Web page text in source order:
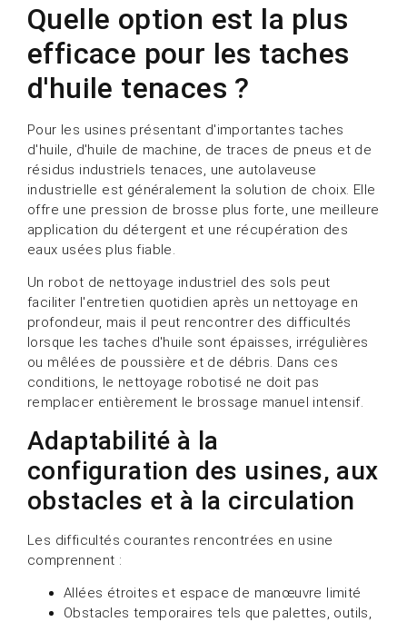
Quelle option est la plus
efficace pour les taches
d'huile tenaces ?
Pour les usines présentant d'importantes taches
d'huile, d'huile de machine, de traces de pneus et de
résidus industriels tenaces, une autolaveuse
industrielle est généralement la solution de choix. Elle
offre une pression de brosse plus forte, une meilleure
application du détergent et une récupération des
eaux usées plus fiable.
Un robot de nettoyage industriel des sols peut
faciliter l'entretien quotidien après un nettoyage en
profondeur, mais il peut rencontrer des difficultés
lorsque les taches d'huile sont épaisses, irrégulières
ou mêlées de poussière et de débris. Dans ces
conditions, le nettoyage robotisé ne doit pas
remplacer entièrement le brossage manuel intensif.
Adaptabilité à la
configuration des usines, aux
obstacles et à la circulation
Les difficultés courantes rencontrées en usine
comprennent :
Allées étroites et espace de manœuvre limité
Obstacles temporaires tels que palettes, outils,